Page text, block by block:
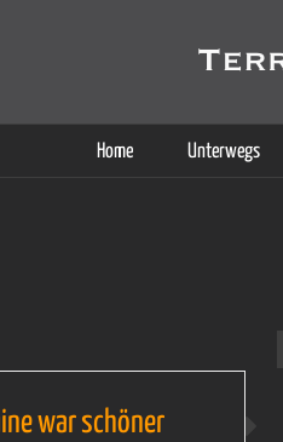
Home Unterwegs
war schöner
der Dienste. Durch die